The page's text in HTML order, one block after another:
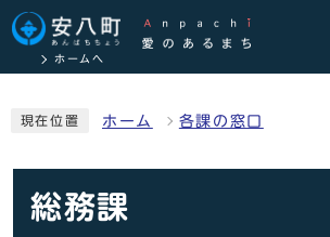
ホームへ
現在位置 ホーム 各課の窓口
総務課